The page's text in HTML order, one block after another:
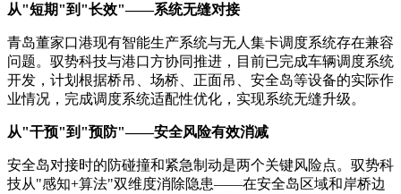
从"短期"到"长效"——系统无缝对接
青岛董家口港现有智能生产系统与无人集卡调度系统存在兼容
问题。驭势科技与港口方协同推进，目前已完成车辆调度系统
开发，计划根据桥吊、场桥、正面吊、安全岛等设备的实际作
业情况，完成调度系统适配性优化，实现系统无缝升级。
从"干预"到"预防"——安全风险有效消减
安全岛对接时的防碰撞和紧急制动是两个关键风险点。驭势科
技从"感知+算法"双维度消除隐患——在安全岛区域和岸桥边